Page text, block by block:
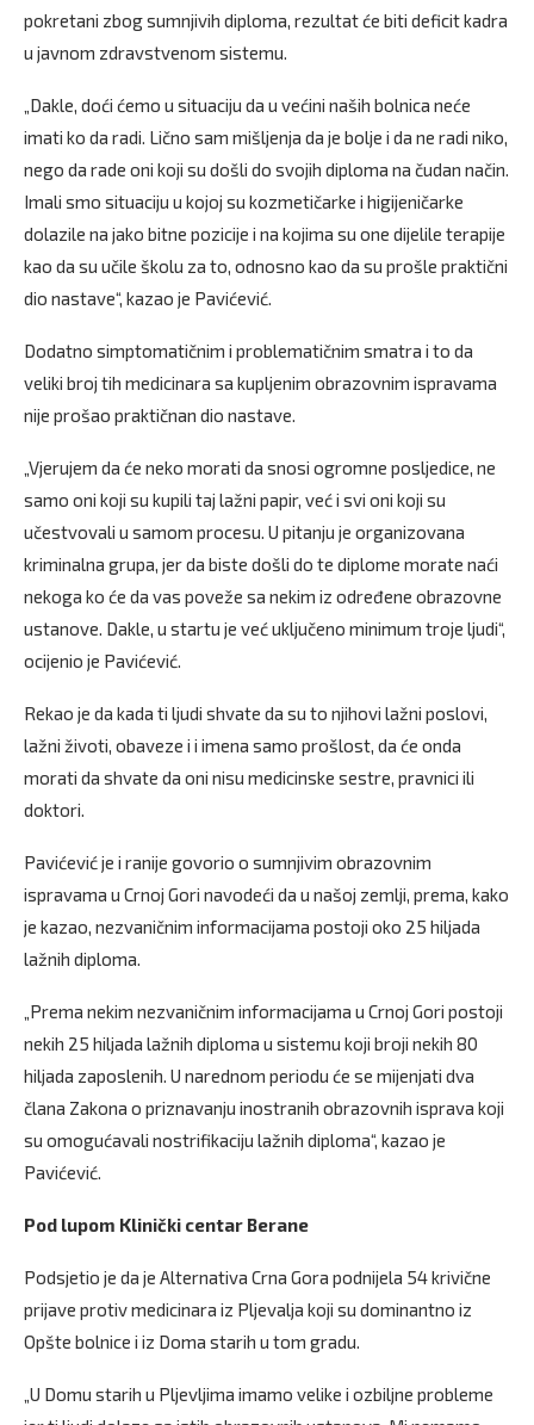
pokretani zbog sumnjivih diploma, rezultat će biti deficit kadra
u javnom zdravstvenom sistemu.
„Dakle, doći ćemo u situaciju da u većini naših bolnica neće
imati ko da radi. Lično sam mišljenja da je bolje i da ne radi niko,
nego da rade oni koji su došli do svojih diploma na čudan način.
Imali smo situaciju u kojoj su kozmetičarke i higijeničarke
dolazile na jako bitne pozicije i na kojima su one dijelile terapije
kao da su učile školu za to, odnosno kao da su prošle praktični
dio nastave“, kazao je Pavićević.
Dodatno simptomatičnim i problematičnim smatra i to da
veliki broj tih medicinara sa kupljenim obrazovnim ispravama
nije prošao praktičnan dio nastave.
„Vjerujem da će neko morati da snosi ogromne posljedice, ne
samo oni koji su kupili taj lažni papir, već i svi oni koji su
učestvovali u samom procesu. U pitanju je organizovana
kriminalna grupa, jer da biste došli do te diplome morate naći
nekoga ko će da vas poveže sa nekim iz određene obrazovne
ustanove. Dakle, u startu je već uključeno minimum troje ljudi“,
ocijenio je Pavićević.
Rekao je da kada ti ljudi shvate da su to njihovi lažni poslovi,
lažni životi, obaveze i i imena samo prošlost, da će onda
morati da shvate da oni nisu medicinske sestre, pravnici ili
doktori.
Pavićević je i ranije govorio o sumnjivim obrazovnim
ispravama u Crnoj Gori navodeći da u našoj zemlji, prema, kako
je kazao, nezvaničnim informacijama postoji oko 25 hiljada
lažnih diploma.
„Prema nekim nezvaničnim informacijama u Crnoj Gori postoji
nekih 25 hiljada lažnih diploma u sistemu koji broji nekih 80
hiljada zaposlenih. U narednom periodu će se mijenjati dva
člana Zakona o priznavanju inostranih obrazovnih isprava koji
su omogućavali nostrifikaciju lažnih diploma“, kazao je
Pavićević.
Pod lupom Klinički centar Berane
Podsjetio je da je Alternativa Crna Gora podnijela 54 krivične
prijave protiv medicinara iz Pljevalja koji su dominantno iz
Opšte bolnice i iz Doma starih u tom gradu.
„U Domu starih u Pljevljima imamo velike i ozbiljne probleme